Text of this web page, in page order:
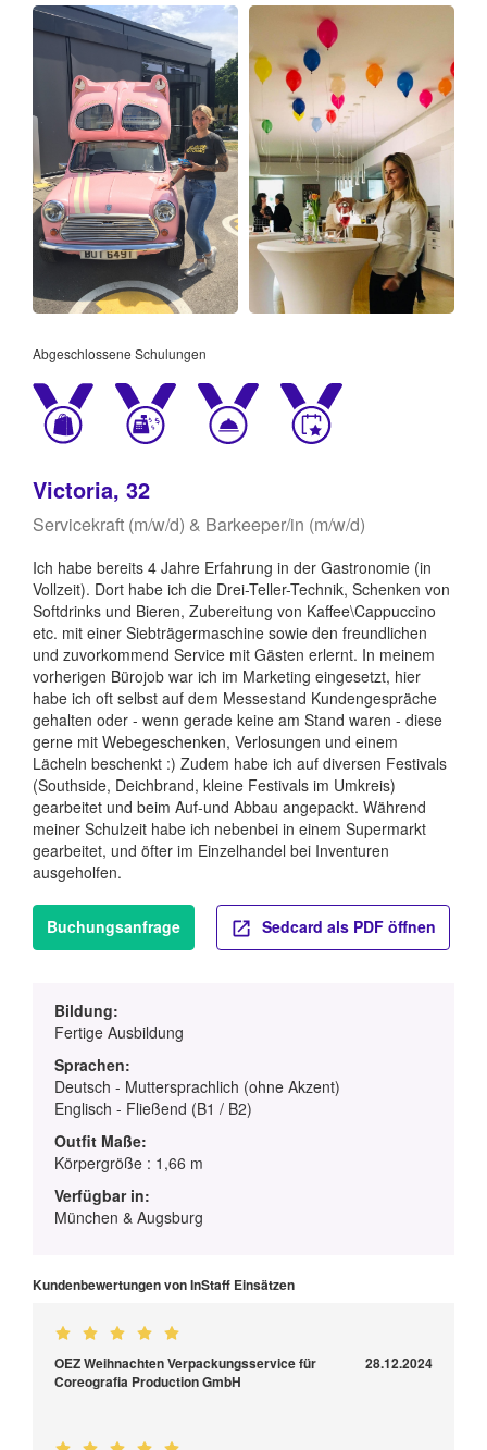
Abgeschlossene Schulungen
Victoria, 32
Servicekraft (m/w/d) & Barkeeper/in (m/w/d)
Ich habe bereits 4 Jahre Erfahrung in der Gastronomie (in
Vollzeit). Dort habe ich die Drei-Teller-Technik, Schenken von
Softdrinks und Bieren, Zubereitung von Kaffee\Cappuccino
etc. mit einer Siebträgermaschine sowie den freundlichen
und zuvorkommend Service mit Gästen erlernt. In meinem
vorherigen Bürojob war ich im Marketing eingesetzt, hier
habe ich oft selbst auf dem Messestand Kundengespräche
gehalten oder - wenn gerade keine am Stand waren - diese
gerne mit Webegeschenken, Verlosungen und einem
Lächeln beschenkt :) Zudem habe ich auf diversen Festivals
(Southside, Deichbrand, kleine Festivals im Umkreis)
gearbeitet und beim Auf-und Abbau angepackt. Während
meiner Schulzeit habe ich nebenbei in einem Supermarkt
gearbeitet, und öfter im Einzelhandel bei Inventuren
ausgeholfen.
Buchungsanfrage Sedcard als PDF öffnen
Bildung:
Fertige Ausbildung
Sprachen:
Deutsch - Muttersprachlich (ohne Akzent)
Englisch - Fließend (B1 / B2)
Outfit Maße:
Körpergröße : 1,66 m
Verfügbar in:
München & Augsburg
Kundenbewertungen von InStaff Einsätzen
OEZ Weihnachten Verpackungsservice für
Coreografia Production GmbH
28.12.2024